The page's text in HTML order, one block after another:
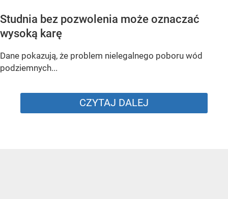
Studnia bez pozwolenia może oznaczać
wysoką karę
Dane pokazują, że problem nielegalnego poboru wód
podziemnych...
CZYTAJ DALEJ